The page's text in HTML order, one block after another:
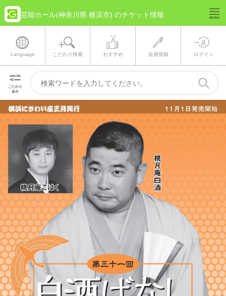
芸能ホール(神奈川県 横浜市) のチケット情報
Language こだわり検索 おすすめ 会員登録 ログイン
こだわり
条件